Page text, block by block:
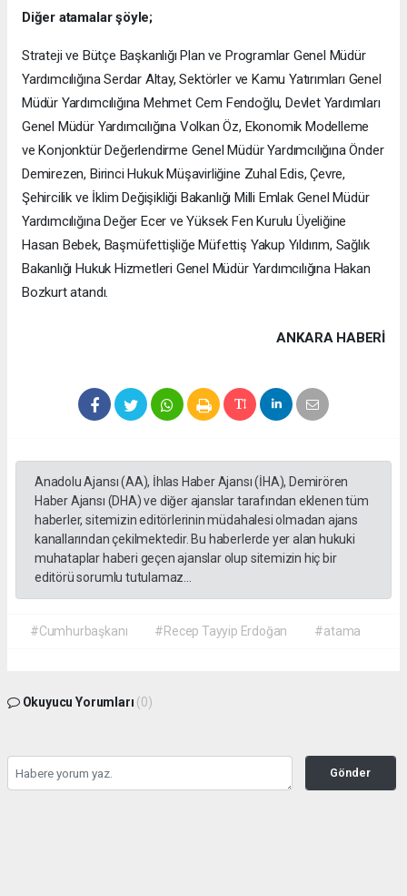
Diğer atamalar şöyle;
Strateji ve Bütçe Başkanlığı Plan ve Programlar Genel Müdür
Yardımcılığına Serdar Altay, Sektörler ve Kamu Yatırımları Genel
Müdür Yardımcılığına Mehmet Cem Fendoğlu, Devlet Yardımları
Genel Müdür Yardımcılığına Volkan Öz, Ekonomik Modelleme
ve Konjonktür Değerlendirme Genel Müdür Yardımcılığına Önder
Demirezen, Birinci Hukuk Müşavirliğine Zuhal Edis, Çevre,
Şehircilik ve İklim Değişikliği Bakanlığı Milli Emlak Genel Müdür
Yardımcılığına Değer Ecer ve Yüksek Fen Kurulu Üyeliğine
Hasan Bebek, Başmüfettişliğe Müfettiş Yakup Yıldırım, Sağlık
Bakanlığı Hukuk Hizmetleri Genel Müdür Yardımcılığına Hakan
Bozkurt atandı.
ANKARA HABERİ
Anadolu Ajansı (AA), İhlas Haber Ajansı (İHA), Demirören
Haber Ajansı (DHA) ve diğer ajanslar tarafından eklenen tüm
haberler, sitemizin editörlerinin müdahalesi olmadan ajans
kanallarından çekilmektedir. Bu haberlerde yer alan hukuki
muhataplar haberi geçen ajanslar olup sitemizin hiç bir
editörü sorumlu tutulamaz...
#Cumhurbaşkanı #Recep Tayyip Erdoğan #atama
Okuyucu Yorumları (0)
Gönder